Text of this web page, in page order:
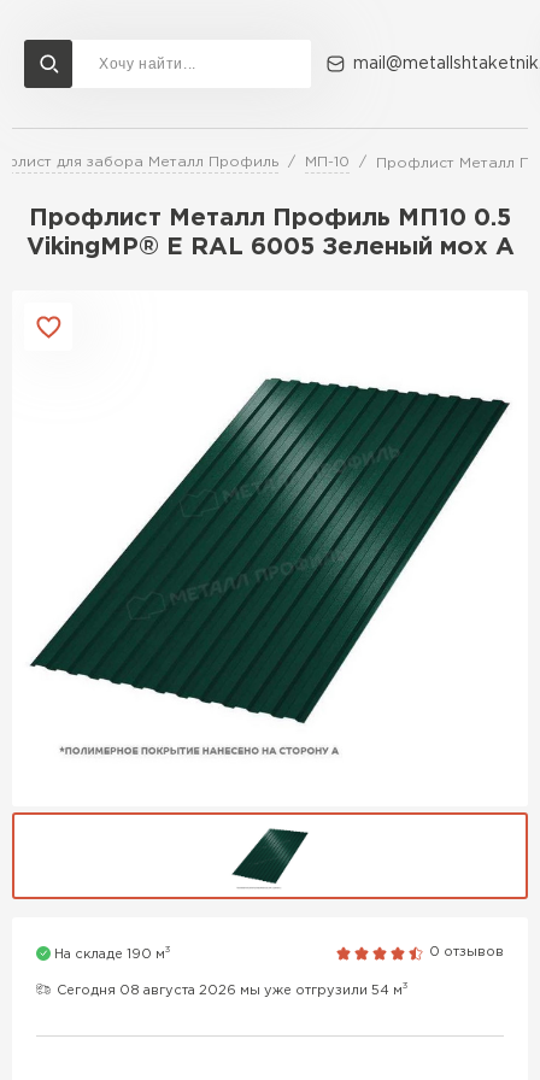
для забора Металл Профиль МП-10 Профлист Металл
Профлист Металл Профиль МП10 0.5
VikingMP® E RAL 6005 Зеленый мох A
На складе 190 м3 0 отзывов
Сегодня 08 августа 2026 мы уже отгрузили 54 м3
Доставка и оплата Акции О компании Контакты
Перейти в каталог